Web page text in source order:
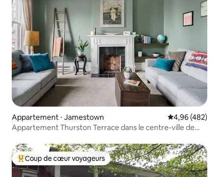
Appartement ⋅ Jamestown Évaluation
4,96 (482)
Appartement Thurston Terrace dans le centre-ville de
Coups de cœur voyageurs les plus appréciés
Coup de cœur voyageurs